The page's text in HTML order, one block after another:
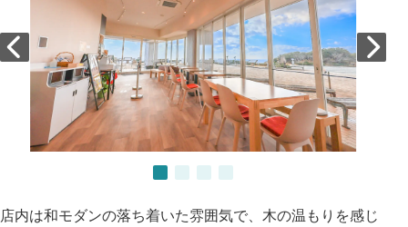
店内は和モダンの落ち着いた雰囲気で、木の温もりを感じ